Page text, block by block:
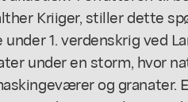
Kriiger, stiller dette
1. verdenskrig ved
under en storm, hvor
og granater.